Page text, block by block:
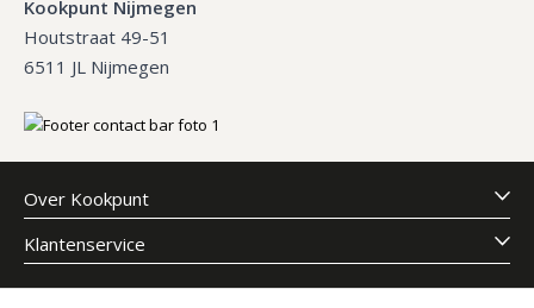
Kookpunt Nijmegen
Houtstraat 49-51
6511 JL Nijmegen
Over Kookpunt
Klantenservice